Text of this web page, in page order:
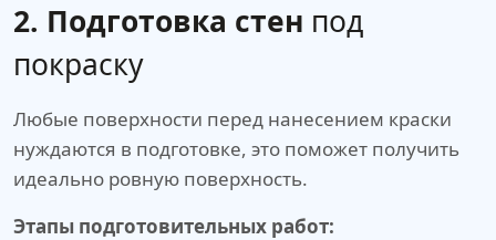
2. Подготовка стен под
покраску
Любые поверхности перед нанесением краски
нуждаются в подготовке, это поможет получить
идеально ровную поверхность.
Этапы подготовительных работ: